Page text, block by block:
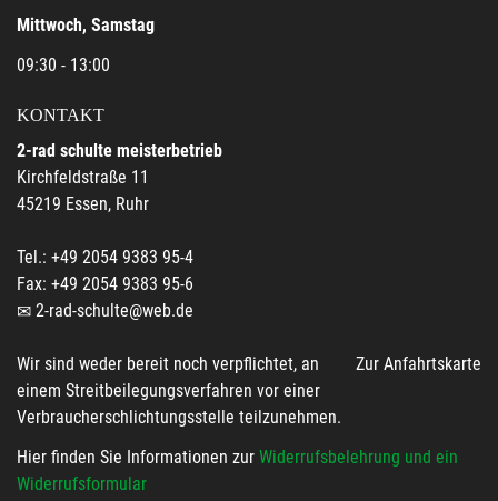
Mittwoch, Samstag
09:30 - 13:00
KONTAKT
2-rad schulte meisterbetrieb
Kirchfeldstraße 11
45219 Essen, Ruhr
Tel.: +49 2054 9383 95-4
Fax: +49 2054 9383 95-6
2-rad-schulte@web.de
Zur Anfahrtskarte
Wir sind weder bereit noch verpflichtet, an
einem Streitbeilegungsverfahren vor einer
Verbraucherschlichtungsstelle teilzunehmen.
Hier finden Sie Informationen zur Widerrufsbelehrung und ein
Widerrufsformular